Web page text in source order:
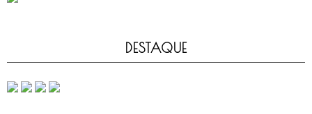
DESTAQUE